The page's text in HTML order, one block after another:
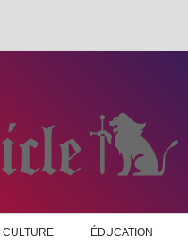
CULTURE ÉDUCATION